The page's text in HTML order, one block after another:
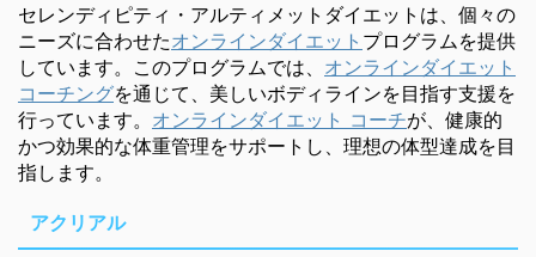
セレンディピティ・アルティメットダイエットは、個々の
ニーズに合わせたオンラインダイエット プログラムを提供
しています。このプログラムでは、 オンラインダイエット
コーチングを通じて、美しいボディラインを目指す支援を
行っています。 オンラインダイエット コーチが、健康的
かつ効果的な体重管理をサポートし、理想の体型達成を目
指します。
アクリアル